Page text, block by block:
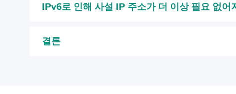
IPv6로 인해 사설 IP 주소가 더 이상 필요 없어
결론